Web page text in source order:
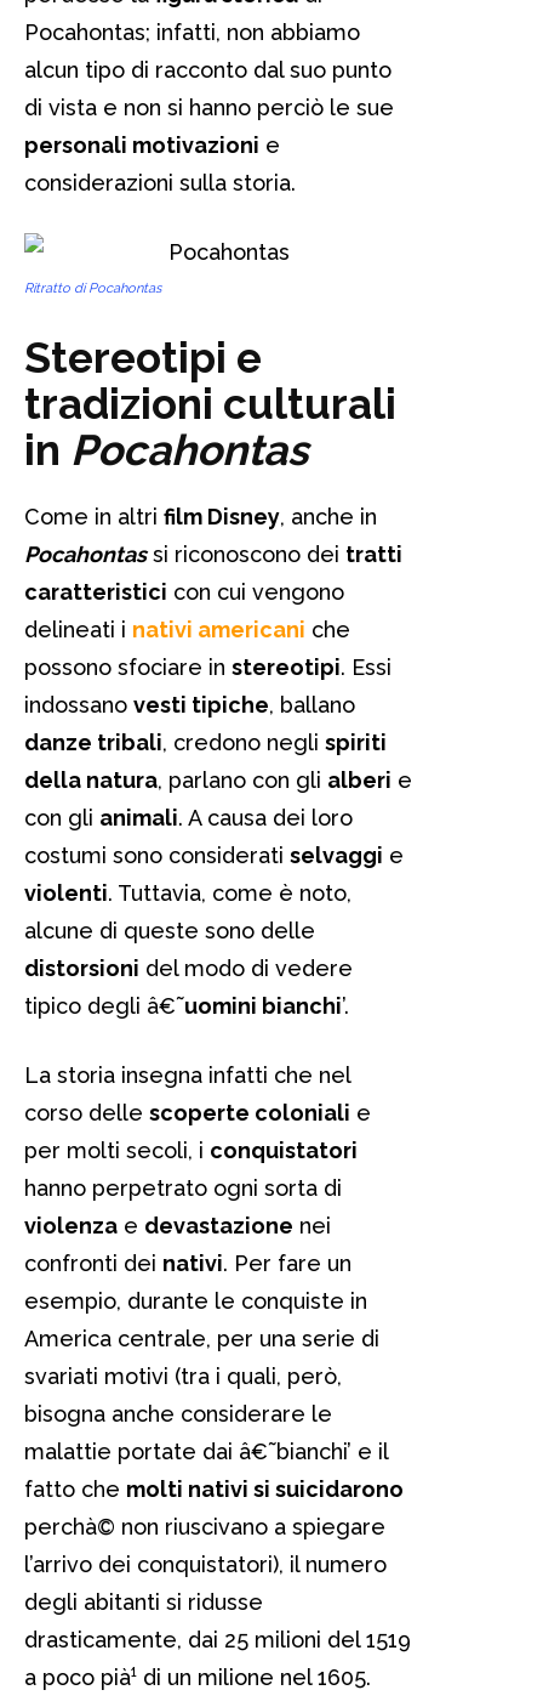
Pocahontas; infatti, non abbiamo
alcun tipo di racconto dal suo punto
di vista e non si hanno perciò le sue
personali motivazioni e
considerazioni sulla storia.
Ritratto di Pocahontas
Stereotipi e
tradizioni culturali
in Pocahontas
Come in altri film Disney, anche in
Pocahontassi riconoscono dei tratti
caratteristici con cui vengono
delineati i nativi americani che
possono sfociare in stereotipi. Essi
indossano vesti tipiche, ballano
danze tribali, credono negli spiriti
della natura, parlano con gli alberi e
con gli animali. A causa dei loro
costumi sono considerati selvaggi e
violenti. Tuttavia, come è noto,
alcune di queste sono delle
distorsioni del modo di vedere
tipico degli â€˜uomini bianchi’.
La storia insegna infatti che nel
corso delle scoperte coloniali e
per molti secoli, i conquistatori
hanno perpetrato ogni sorta di
violenza e devastazione nei
confronti dei nativi. Per fare un
esempio, durante le conquiste in
America centrale, per una serie di
svariati motivi (tra i quali, però,
bisogna anche considerare le
malattie portate dai â€˜bianchi’ e il
fatto che molti nativi si suicidarono
perchà© non riuscivano a spiegare
l’arrivo dei conquistatori), il numero
degli abitanti si ridusse
drasticamente, dai 25 milioni del 1519
a poco pià¹ di un milione nel 1605.